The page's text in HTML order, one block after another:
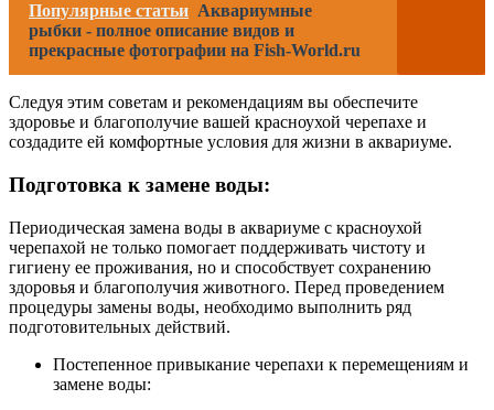
Популярные статьи Аквариумные
рыбки - полное описание видов и
прекрасные фотографии на Fish-World.ru
Следуя этим советам и рекомендациям вы обеспечите
здоровье и благополучие вашей красноухой черепахе и
создадите ей комфортные условия для жизни в аквариуме.
Подготовка к замене воды:
Периодическая замена воды в аквариуме с красноухой
черепахой не только помогает поддерживать чистоту и
гигиену ее проживания, но и способствует сохранению
здоровья и благополучия животного. Перед проведением
процедуры замены воды, необходимо выполнить ряд
подготовительных действий.
Постепенное привыкание черепахи к перемещениям и
замене воды: